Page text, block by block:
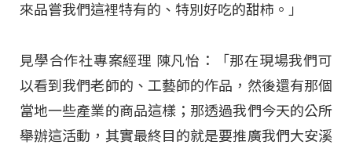
來品嘗我們這裡特有的、特別好吃的甜柿。」
見學合作社專案經理 陳凡怡：「那在現場我們可
以看到我們老師的、工藝師的作品，然後還有那個
當地一些產業的商品這樣；那透過我們今天的公所
舉辦這活動，其實最終目的就是要推廣我們大安溪